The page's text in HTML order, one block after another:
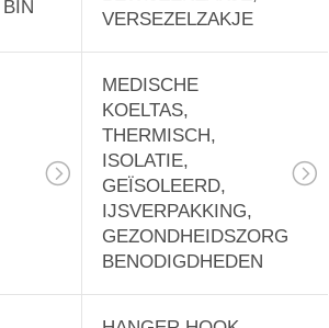
CAPES
FILM,
BUIS,
VERSEZELZAKJE
MEDISCHE
KOELTAS,
THERMISCH,
ISOLATIE,
GEÏSOLEERD,
IJSVERPAKKING,
GEZONDHEIDSZORG
BENODIGDHEDEN